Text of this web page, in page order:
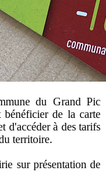
du Grand Pic
bénéficier de la carte
d'accéder à des tarifs
territoire.
sur présentation de